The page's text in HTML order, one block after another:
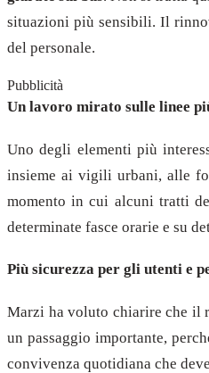
situazioni più sensibili. Il
del personale.
Pubblicità
Un lavoro mirato sulle linee
Uno degli elementi più
insieme ai vigili urbani, alle
momento in cui alcuni tratti
determinate fasce orarie e su
Più sicurezza per gli utenti e
Marzi ha voluto chiarire che il
un passaggio importante,
convivenza quotidiana che